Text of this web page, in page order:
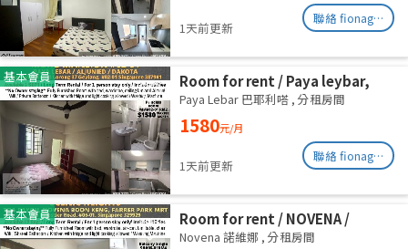
1天前更新
聯絡 fionag@transinex.com.sg
基本會員
Room for rent / Paya leybar,
Dakota / Master room / 1pax
stay / Available 2 Sept
Paya Lebar 巴耶利嗒 , 分租房間
1580元/月
1天前更新
聯絡 fionag@transinex.com.sg
基本會員
Room for rent / NOVENA /
Common room / 1pax stay /
Novena 諾維娜 , 分租房間